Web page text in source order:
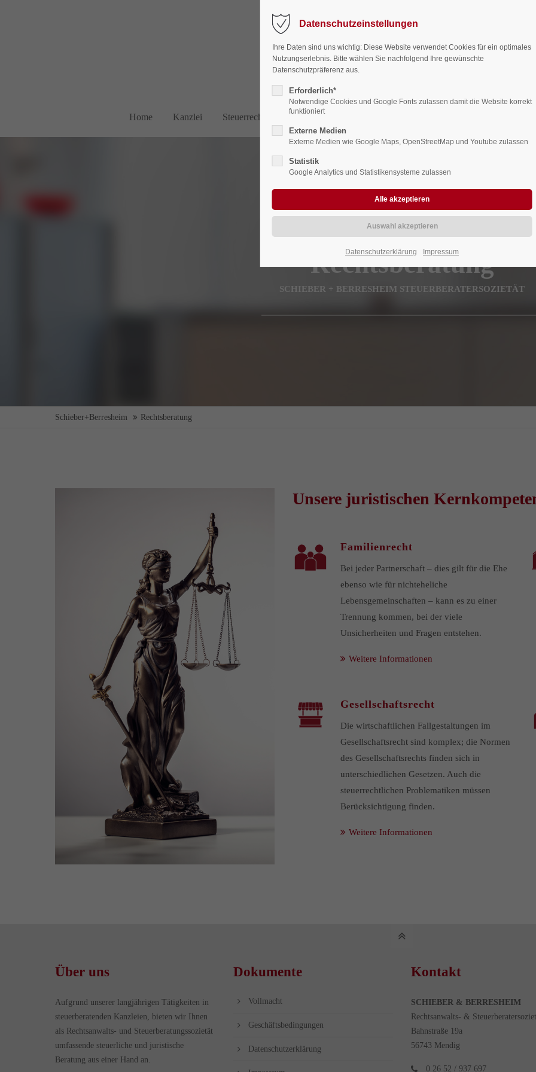
Support
Lorem ipsum dolor sit amet:
24h / 365days
Mon - Fri 8:00am - 5:00pm
Cybersteel Inc.
+44 1234 567 890
info@yourdomain.com
Home Kanzlei Steuerrecht / -Beratung
Rechtsberatung
SCHIEBER + BERRESHEIM STEUERBERATERSOZIETÄT
Schieber+Berresheim Rechtsberatung
Unsere juristischen
Familienrecht
Bei jeder Partnerschaft – dies gilt für die Ehe
ebenso wie für nichteheliche
Lebensgemeinschaften – kann es zu einer
Trennung kommen, bei der viele
Unsicherheiten und Fragen entstehen.
Weitere Informationen
Gesellschaftsrecht
Die wirtschaftlichen Fallgestaltungen im
Gesellschaftsrecht sind komplex; die Normen
des Gesellschaftsrechts finden sich in
unterschiedlichen Gesetzen. Auch die
steuerrechtlichen Problematiken müssen
Berücksichtigung finden.
Weitere Informationen
Über uns
Aufgrund unserer langjährigen Tätigkeiten in
steuerberatenden Kanzleien, bieten wir Ihnen
als Rechtsanwalts- und Steuerberatungssozietät
umfassende steuerliche und juristische
Beratung aus einer Hand an.
Dokumente
Vollmacht
Geschäftsbedingungen
Datenschutzerklärung
Kontakt
SCHIEBER & BERRESHEIM
Rechtsanwalts- &
Bahnstraße 19a
56743 Mendig
0 26 52 / 937 697
Datenschutzeinstellungen
Ihre Daten sind uns wichtig: Diese Website verwendet Cookies für ein optimales
Nutzungserlebnis. Bitte wählen Sie nachfolgend Ihre gewünschte
Datenschutzpräferenz aus.
Erforderlich*
Notwendige Cookies und Google Fonts zulassen damit die Website korrekt
funktioniert
Externe Medien
Externe Medien wie Google Maps, OpenStreetMap und Youtube zulassen
Statistik
Google Analytics und Statistikensysteme zulassen
Datenschutzerklärung Impressum